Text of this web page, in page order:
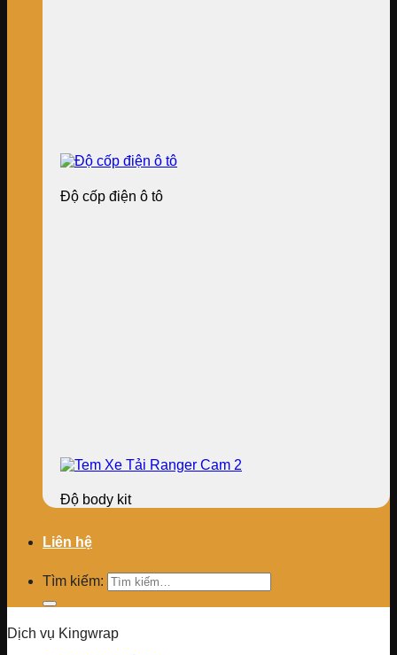
Độ cốp điện ô tô
Độ body kit
Liên hệ
Tìm kiếm:
Dịch vụ Kingwrap